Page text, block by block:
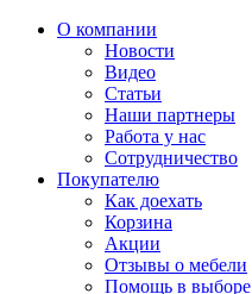
О компании
Новости
Видео
Статьи
Наши партнеры
Работа у нас
Сотрудничество
Покупателю
Как доехать
Корзина
Акции
Отзывы о мебели
Помощь в выборе